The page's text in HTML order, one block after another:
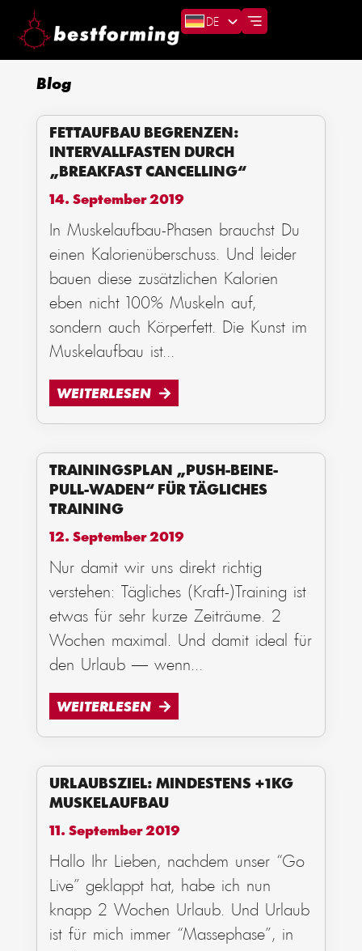
DE
Blog
FETTAUFBAU BEGRENZEN:
INTERVALLFASTEN DURCH
„BREAKFAST CANCELLING“
14. September 2019
In Muskelaufbau-Phasen brauchst Du
einen Kalorienüberschuss. Und leider
bauen diese zusätzlichen Kalorien
eben nicht 100% Muskeln auf,
sondern auch Körperfett. Die Kunst im
Muskelaufbau ist...
WEITERLESEN
TRAININGSPLAN „PUSH-BEINE-
PULL-WADEN“ FÜR TÄGLICHES
TRAINING
12. September 2019
Nur damit wir uns direkt richtig
verstehen: Tägliches (Kraft-)Training ist
etwas für sehr kurze Zeiträume. 2
Wochen maximal. Und damit ideal für
den Urlaub — wenn...
WEITERLESEN
URLAUBSZIEL: MINDESTENS +1KG
MUSKELAUFBAU
11. September 2019
Hallo Ihr Lieben, nachdem unser “Go
Live” geklappt hat, habe ich nun
knapp 2 Wochen Urlaub. Und Urlaub
ist für mich immer “Massephase”, in